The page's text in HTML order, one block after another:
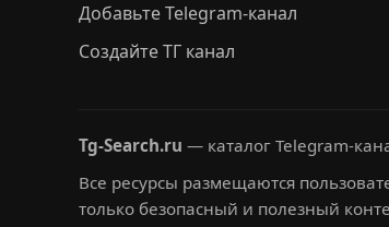
Добавьте Telegram-канал
Создайте ТГ канал
Tg-Search.ru — каталог Telegram-
Все ресурсы размещаются
только безопасный и полезный